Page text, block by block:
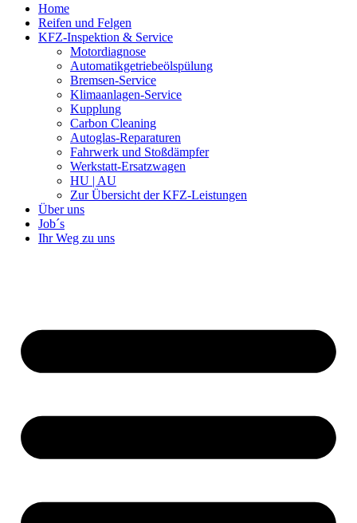
Home
Reifen und Felgen
KFZ-Inspektion & Service
Motordiagnose
Automatikgetriebeölspülung
Bremsen-Service
Klimaanlagen-Service
Kupplung
Carbon Cleaning
Autoglas-Reparaturen
Fahrwerk und Stoßdämpfer
Werkstatt-Ersatzwagen
HU | AU
Zur Übersicht der KFZ-Leistungen
Über uns
Job´s
Ihr Weg zu uns